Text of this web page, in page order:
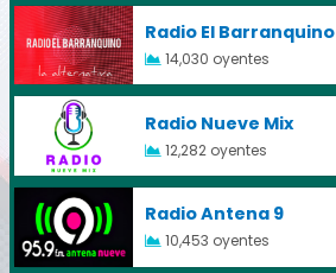
Radio El Barranquino
14,030 oyentes
Radio Nueve Mix
12,282 oyentes
Radio Antena 9
10,453 oyentes